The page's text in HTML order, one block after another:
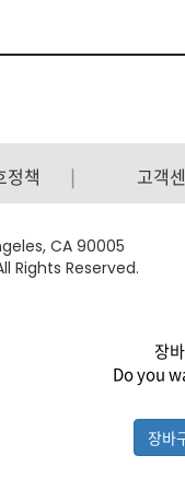
정책 고객
CA 90005
Rights Reserved.
장
Do you
장바